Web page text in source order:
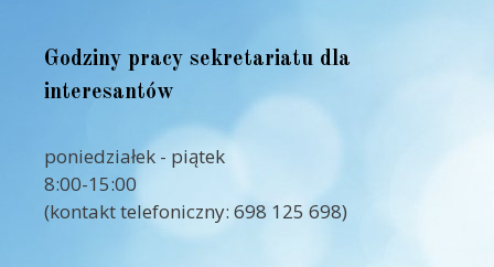
Godziny pracy sekretariatu dla
interesantów
poniedziałek - piątek
8:00-15:00
(kontakt telefoniczny: 698 125 698)